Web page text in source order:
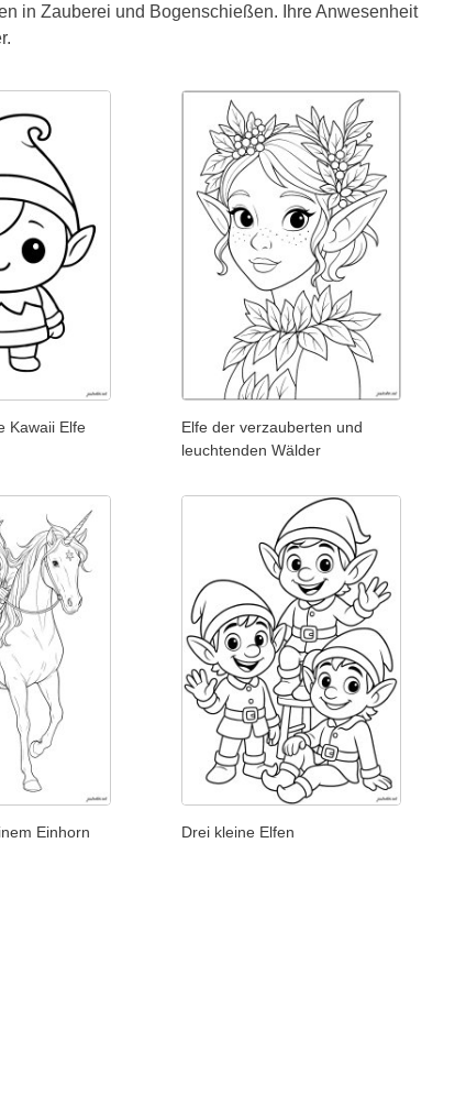
in Zauberei und Bogenschießen. Ihre Anwesenheit
Kawaii Elfe
Elfe der verzauberten und
leuchtenden Wälder
Einhorn Drei kleine Elfen